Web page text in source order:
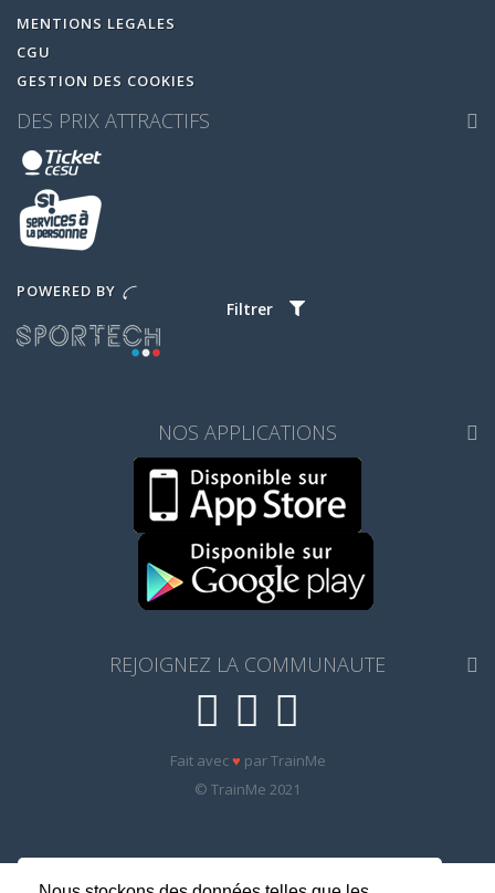
Filtrer
MENTIONS LEGALES
CGU
GESTION DES COOKIES
DES PRIX ATTRACTIFS
POWERED BY
NOS APPLICATIONS
REJOIGNEZ LA COMMUNAUTE
Fait avec♥ par TrainMe
© TrainMe 2021